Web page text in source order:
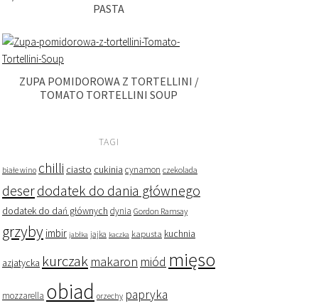
PASTA
ZUPA POMIDOROWA Z TORTELLINI /
TOMATO TORTELLINI SOUP
TAGI
białe wino chilli ciasto cukinia cynamon czekolada
deserdodatek do dania głównego
dodatek do dań głównych dynia Gordon Ramsay
grzyby imbir jabłka jajka kaczka kapusta kuchnia
azjatycka kurczak makaron miód mięso
mozzarella obiad orzechy papryka